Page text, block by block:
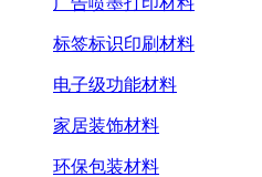
标签标识印刷材料
电子级功能材料
家居装饰材料
环保包装材料